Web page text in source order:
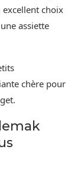
excellent choix
assiette
chère pour